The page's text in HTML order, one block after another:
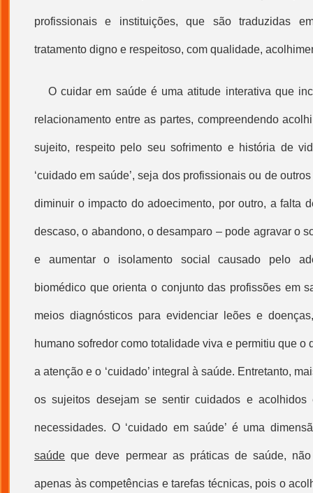
profissionais e instituições, que são traduzidas
tratamento digno e respeitoso, com qualidade,
O cuidar em saúde é uma atitude interativa que
relacionamento entre as partes, compreendendo
sujeito, respeito pelo seu sofrimento e história de
‘cuidado em saúde’, seja dos profissionais ou de
diminuir o impacto do adoecimento, por outro, a falta
descaso, o abandono, o desamparo – pode agravar o
e aumentar o isolamento social causado pelo
biomédico que orienta o conjunto das profissões em
meios diagnósticos para evidenciar leões e
humano sofredor como totalidade viva e permitiu que o
a atenção e o ‘cuidado’ integral à saúde. Entretanto,
os sujeitos desejam se sentir cuidados e acolhidos
necessidades. O ‘cuidado em saúde’ é uma
saúde que deve permear as práticas de saúde,
apenas às competências e tarefas técnicas, pois o